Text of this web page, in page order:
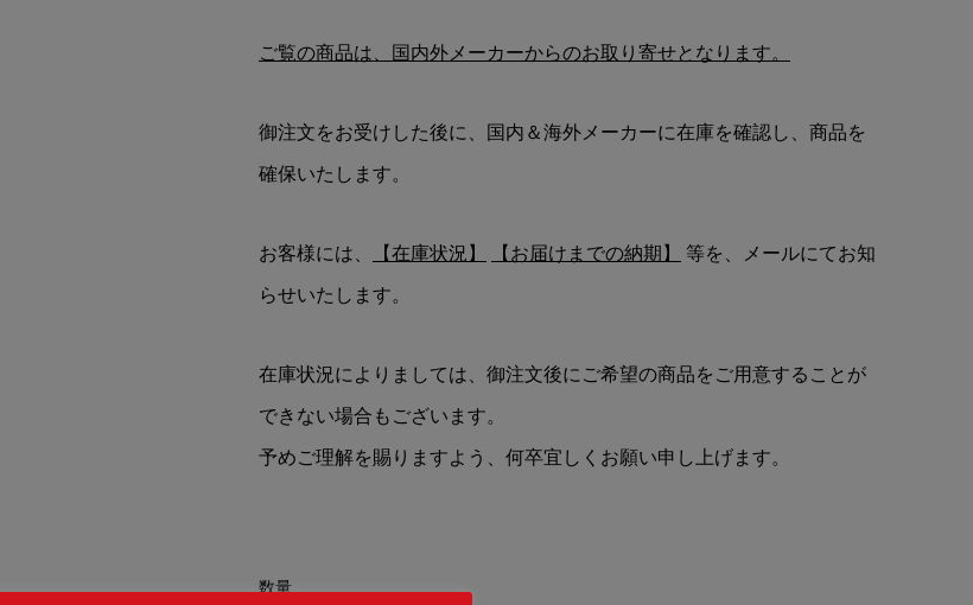
ご覧の商品は、国内外メーカーからのお取り寄せとなります。
御注文をお受けした後に、国内＆海外メーカーに在庫を確認し、商品を
確保いたします。
お客様には、 【在庫状況】 【お届けまでの納期】 等を、メールにてお知
らせいたします。
在庫状況によりましては、御注文後にご希望の商品をご用意することが
できない場合もございます。
予めご理解を賜りますよう、何卒宜しくお願い申し上げます。
数量